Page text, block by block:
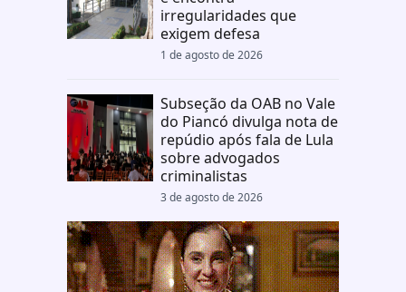
irregularidades que
exigem defesa
1 de agosto de 2026
Subseção da OAB no Vale
do Piancó divulga nota de
repúdio após fala de Lula
sobre advogados
criminalistas
3 de agosto de 2026